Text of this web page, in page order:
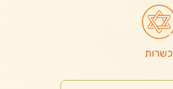
כשרות